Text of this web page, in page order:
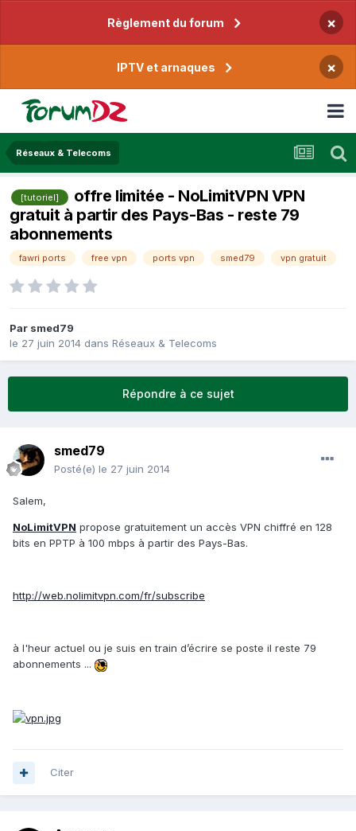
Règlement du forum ×
IPTV et arnaques ×
Réseaux & Telecoms
[tutoriel]
offre limitée - NoLimitVPN VPN
gratuit à partir des Pays-Bas - reste 79
abonnements
fawri ports free vpn ports vpn smed79 vpn gratuit
Par smed79
le 27 juin 2014 dans Réseaux & Telecoms
Répondre à ce sujet
smed79
Posté(e) le 27 juin 2014
Salem,
NoLimitVPN propose gratuitement un accès VPN chiffré en 128
bits en PPTP à 100 mbps à partir des Pays-Bas.
http://web.nolimitvpn.com/fr/subscribe
à l'heur actuel ou je suis en train d’écrire se poste il reste 79
abonnements ...
Citer